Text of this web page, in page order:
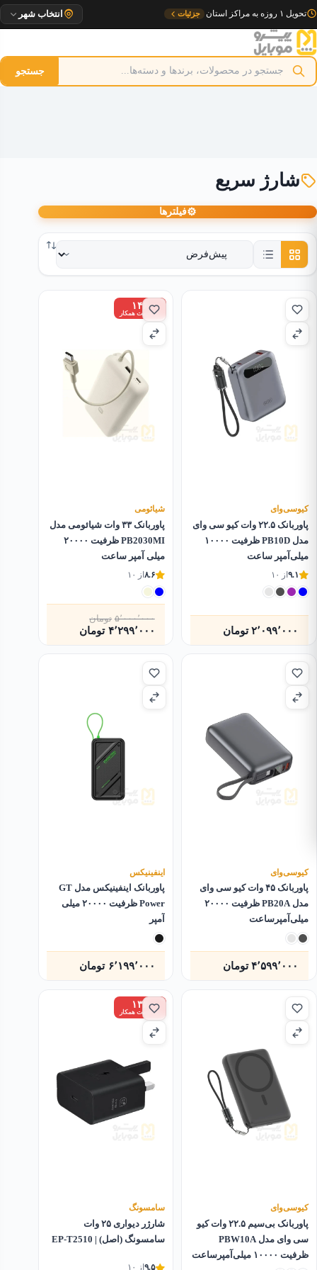
پرش
به
محتوا
انتخاب شهر تحویل ۱ روزه به مراکز استان جزئیات
جستجو
شارژ سریع
⚙فیلترها
کیو‌سی‌وای
پاوربانک ۲۲.۵ وات کیو سی وای
مدل PB10D ظرفیت ۱۰۰۰۰
میلی‌آمپر ساعت
۹.۱از ۱۰
۲٬۰۹۹٬۰۰۰ تومان
۱۴٪
زیر قیمت همکار
شیائومی
پاوربانک ۳۳ وات شیائومی مدل
PB2030MI ظرفیت ۲۰۰۰۰
میلی آمپر ساعت
۸.۶از ۱۰
۵٬۰۰۰٬۰۰۰ تومان
قیمت
بود.
۴٬۲۹۹٬۰۰۰ تومان
قیمت
است.
کیو‌سی‌وای
پاوربانک ۴۵ وات کیو سی وای
مدل PB20A ظرفیت ۲۰۰۰۰
میلی‌آمپرساعت
۴٬۵۹۹٬۰۰۰ تومان
اینفینیکس
پاوربانک اینفینیکس مدل GT
Power ظرفیت ۲۰۰۰۰ میلی
آمپر
۶٬۱۹۹٬۰۰۰ تومان
کیو‌سی‌وای
پاوربانک بی‌سیم ۲۲.۵ وات کیو
سی وای مدل PBW10A
ظرفیت ۱۰۰۰۰ میلی‌آمپرساعت
۱۳٪
زیر قیمت همکار
سامسونگ
شارژر دیواری ۲۵ وات
سامسونگ (اصل) | EP-T2510
۹.۵از ۱۰